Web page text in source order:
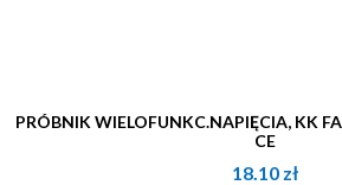
PRÓBNIK WIELOFUNKC.NAPIĘCIA, KK FAZER BUZZER DO 400V
CE
18.10 zł